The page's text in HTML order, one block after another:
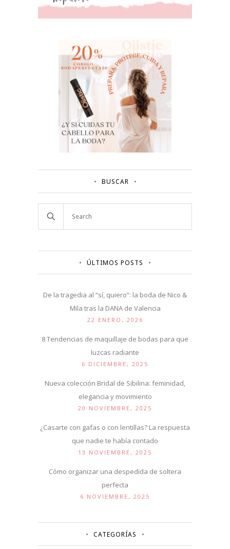
BUSCAR
ÚLTIMOS POSTS
De la tragedia al “sí, quiero”: la boda de Nico &
Mila tras la DANA de Valencia
22 ENERO, 2026
8 Tendencias de maquillaje de bodas para que
luzcas radiante
6 DICIEMBRE, 2025
Nueva colección Bridal de Sibilina: feminidad,
elegancia y movimiento
20 NOVIEMBRE, 2025
¿Casarte con gafas o con lentillas? La respuesta
que nadie te había contado
13 NOVIEMBRE, 2025
Cómo organizar una despedida de soltera
perfecta
6 NOVIEMBRE, 2025
CATEGORÍAS